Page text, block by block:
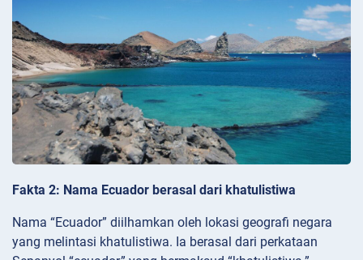
Fakta 2: Nama Ecuador berasal dari khatulistiwa
Nama “Ecuador” diilhamkan oleh lokasi geografi negara
yang melintasi khatulistiwa. Ia berasal dari perkataan